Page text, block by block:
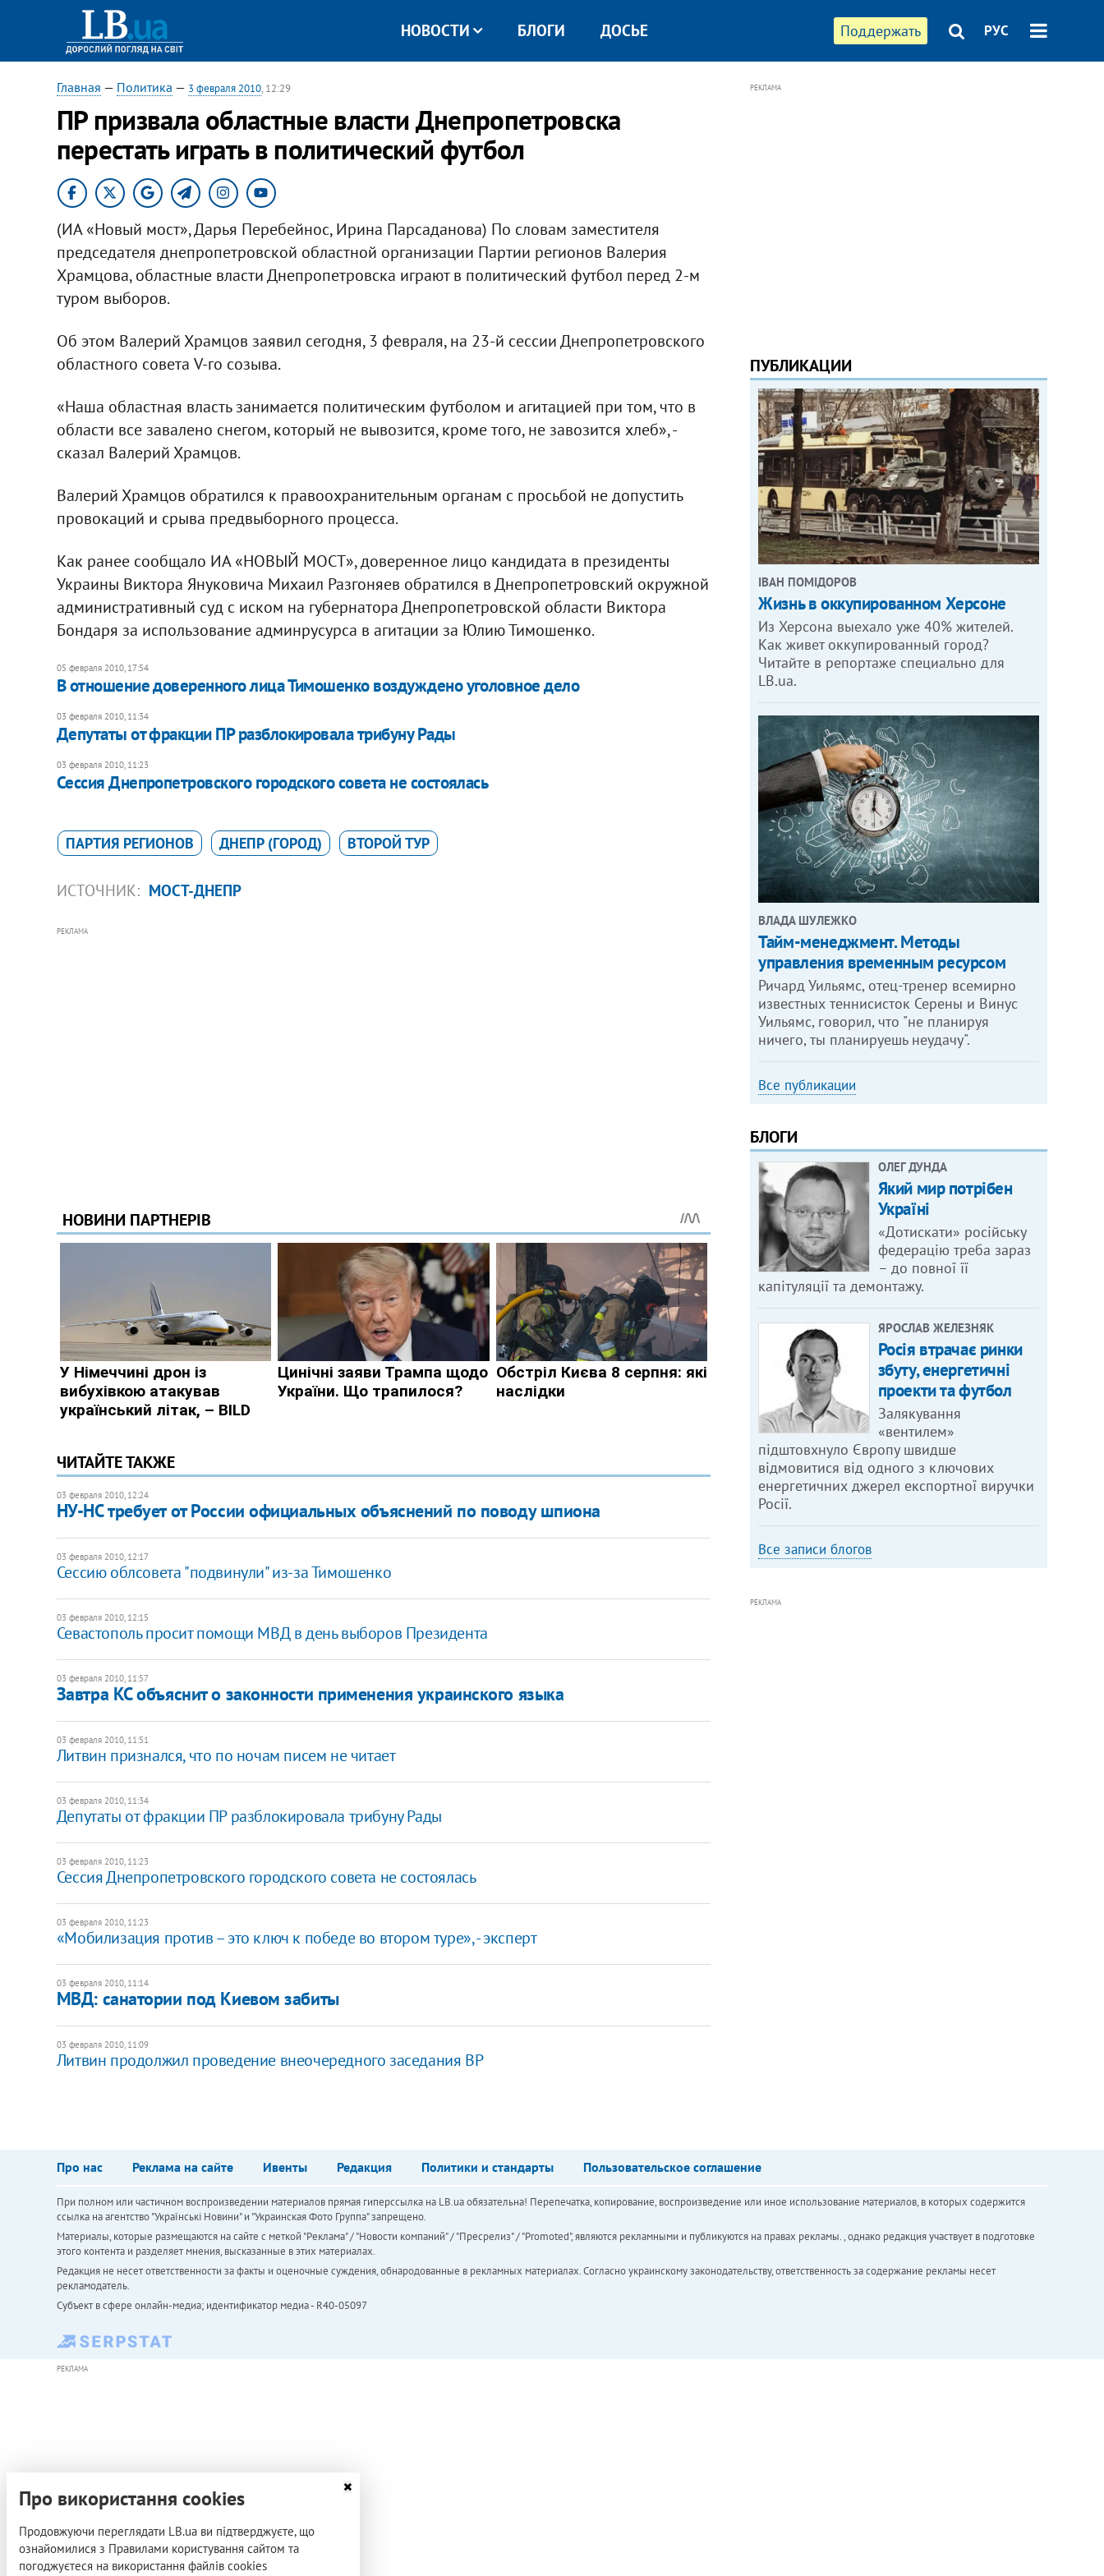
Поддержать РУС
НОВОСТИ БЛОГИ ДОСЬЕ
Главная — Политика — 3 февраля 2010, 12:29
ПР призвала областные власти Днепропетровска
перестать играть в политический футбол
(ИА «Новый мост», Дарья Перебейнос, Ирина Парсаданова) По словам заместителя
председателя днепропетровской областной организации Партии регионов Валерия
Храмцова, областные власти Днепропетровска играют в политический футбол перед 2-м
туром выборов.
Об этом Валерий Храмцов заявил сегодня, 3 февраля, на 23-й сессии Днепропетровского
областного совета V-го созыва.
«Наша областная власть занимается политическим футболом и агитацией при том, что в
области все завалено снегом, который не вывозится, кроме того, не завозится хлеб», -
сказал Валерий Храмцов.
Валерий Храмцов обратился к правоохранительным органам с просьбой не допустить
провокаций и срыва предвыборного процесса.
Как ранее сообщало ИА «НОВЫЙ МОСТ», доверенное лицо кандидата в президенты
Украины Виктора Януковича Михаил Разгоняев обратился в Днепропетровский окружной
административный суд с иском на губернатора Днепропетровской области Виктора
Бондаря за использование админрусурса в агитации за Юлию Тимошенко.
05 февраля 2010, 17:54
В отношение доверенного лица Тимошенко воздуждено уголовное дело
03 февраля 2010, 11:34
Депутаты от фракции ПР разблокировала трибуну Рады
03 февраля 2010, 11:23
Сессия Днепропетровского городского совета не состоялась
ПАРТИЯ РЕГИОНОВ ДНЕПР (ГОРОД) ВТОРОЙ ТУР
ИСТОЧНИК: МОСТ-ДНЕПР
РЕКЛАМА
ЧИТАЙТЕ ТАКЖЕ
03 февраля 2010, 12:24
НУ-НС требует от России официальных объяснений по поводу шпиона
03 февраля 2010, 12:17
Сессию облсовета "подвинули" из-за Тимошенко
03 февраля 2010, 12:15
Севастополь просит помощи МВД в день выборов Президента
03 февраля 2010, 11:57
Завтра КС объяснит о законности применения украинского языка
03 февраля 2010, 11:51
Литвин признался, что по ночам писем не читает
03 февраля 2010, 11:34
Депутаты от фракции ПР разблокировала трибуну Рады
03 февраля 2010, 11:23
Сессия Днепропетровского городского совета не состоялась
03 февраля 2010, 11:23
«Мобилизация против – это ключ к победе во втором туре», - эксперт
03 февраля 2010, 11:14
МВД: санатории под Киевом забиты
03 февраля 2010, 11:09
Литвин продолжил проведение внеочередного заседания ВР
РЕКЛАМА
ПУБЛИКАЦИИ
ІВАН ПОМІДОРОВ
Жизнь в оккупированном Херсоне
Из Херсона выехало уже 40% жителей.
Как живет оккупированный город?
Читайте в репортаже специально для
LB.ua.
ВЛАДА ШУЛЕЖКО
Тайм-менеджмент. Методы
управления временным ресурсом
Ричард Уильямс, отец-тренер всемирно
известных теннисисток Серены и Винус
Уильямс, говорил, что "не планируя
ничего, ты планируешь неудачу".
Все публикации
БЛОГИ
ОЛЕГ ДУНДА
Який мир потрібен
Україні
«Дотискати» російську
федерацію треба зараз
– до повної її
капітуляції та демонтажу.
ЯРОСЛАВ ЖЕЛЕЗНЯК
Росія втрачає ринки
збуту, енергетичні
проекти та футбол
Залякування
«вентилем»
підштовхнуло Європу швидше
відмовитися від одного з ключових
енергетичних джерел експортної виручки
Росії.
Все записи блогов
РЕКЛАМА
Про нас Реклама на сайте Ивенты Редакция Политики и стандарты Пользовательское соглашение
При полном или частичном воспроизведении материалов прямая гиперссылка на LB.ua обязательна! Перепечатка, копирование, воспроизведение или иное использование материалов, в которых содержится
ссылка на агентство "Українськi Новини" и "Украинская Фото Группа" запрещено.
Материалы, которые размещаются на сайте с меткой "Реклама" / "Новости компаний" / "Пресрелиз" / "Promoted", являются рекламными и публикуются на правах рекламы. , однако редакция участвует в подготовке
этого контента и разделяет мнения, высказанные в этих материалах.
Редакция не несет ответственности за факты и оценочные суждения, обнародованные в рекламных материалах. Согласно украинскому законодательству, ответственность за содержание рекламы несет
рекламодатель.
Субъект в сфере онлайн-медиа; идентификатор медиа - R40-05097
РЕКЛАМА
Про використання cookies
Продовжуючи переглядати LB.ua ви підтверджуєте, що
ознайомилися з Правилами користування сайтом та
погоджуєтеся на використання файлів cookies